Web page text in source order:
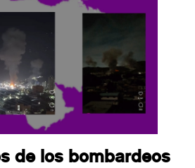
de los bombardeos